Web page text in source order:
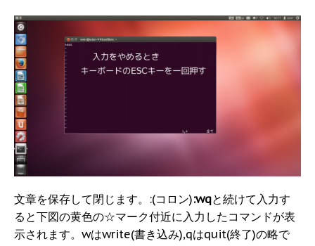
文章を保存して閉じます。:(コロン):wqと続けて入力す
ると下図の黄色の☆マーク付近に入力したコマンドが表
示されます。wはwrite(書き込み),qはquit(終了)の略で